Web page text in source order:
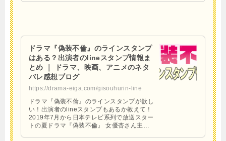
ドラマ『偽装不倫』のラインスタンプ
はある？出演者のlineスタンプ情報ま
とめ ｜ ドラマ、映画、アニメのネタ
バレ感想ブログ
https://drama-eiga.com/gisouhurin-line
ドラマ『偽装不倫』のラインスタンプが欲し
い！出演者のlineスタンプもあるか教えて！
2019年7月から日本テレビ系列で放送スター
トの夏ドラマ『偽装不倫』 女優杏さん主演